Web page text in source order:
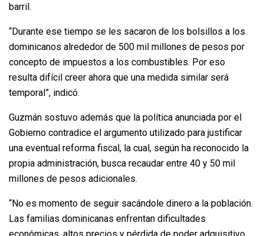
barril.
“Durante ese tiempo se les sacaron de los bolsillos a los
dominicanos alrededor de 500 mil millones de pesos por
concepto de impuestos a los combustibles. Por eso
resulta difícil creer ahora que una medida similar será
temporal”, indicó.
Guzmán sostuvo además que la política anunciada por el
Gobierno contradice el argumento utilizado para justificar
una eventual reforma fiscal, la cual, según ha reconocido la
propia administración, busca recaudar entre 40 y 50 mil
millones de pesos adicionales.
“No es momento de seguir sacándole dinero a la población.
Las familias dominicanas enfrentan dificultades